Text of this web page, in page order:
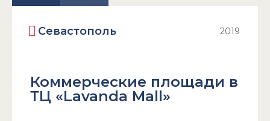
Севастополь 2019
Коммерческие площади в
ТЦ «Lavanda Mall»